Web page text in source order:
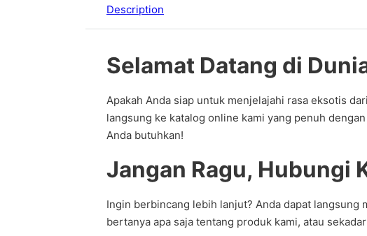
Description
Selamat Datang di
Apakah Anda siap untuk menjelajahi rasa eksotis dari
langsung ke katalog online kami yang penuh
Anda butuhkan!
Jangan Ragu, Hubungi
Ingin berbincang lebih lanjut? Anda dapat langsung
bertanya apa saja tentang produk kami, atau